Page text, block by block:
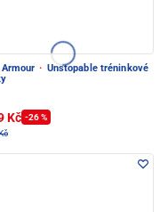
Armour · Unstopable tréninkové
Kč -26 %